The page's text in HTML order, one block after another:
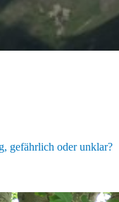
gefährlich oder unklar?